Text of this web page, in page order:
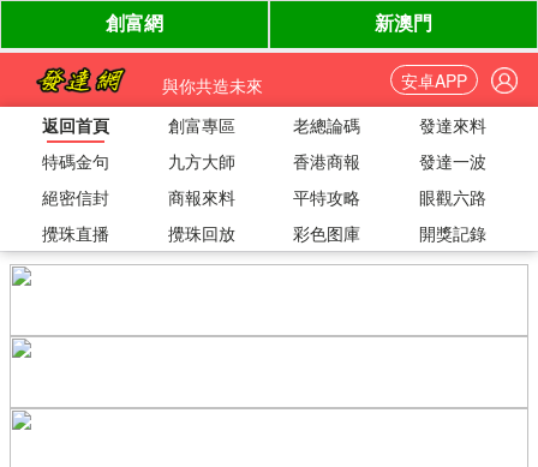
與你共造未來
安卓APP
返回首頁
創富專區 老總論碼
發達來料
特碼金句
九方大師 香港商報
發達一波
絕密信封
商報來料 平特攻略
眼觀六路
攪珠直播
攪珠回放 彩色图庫 開獎記錄